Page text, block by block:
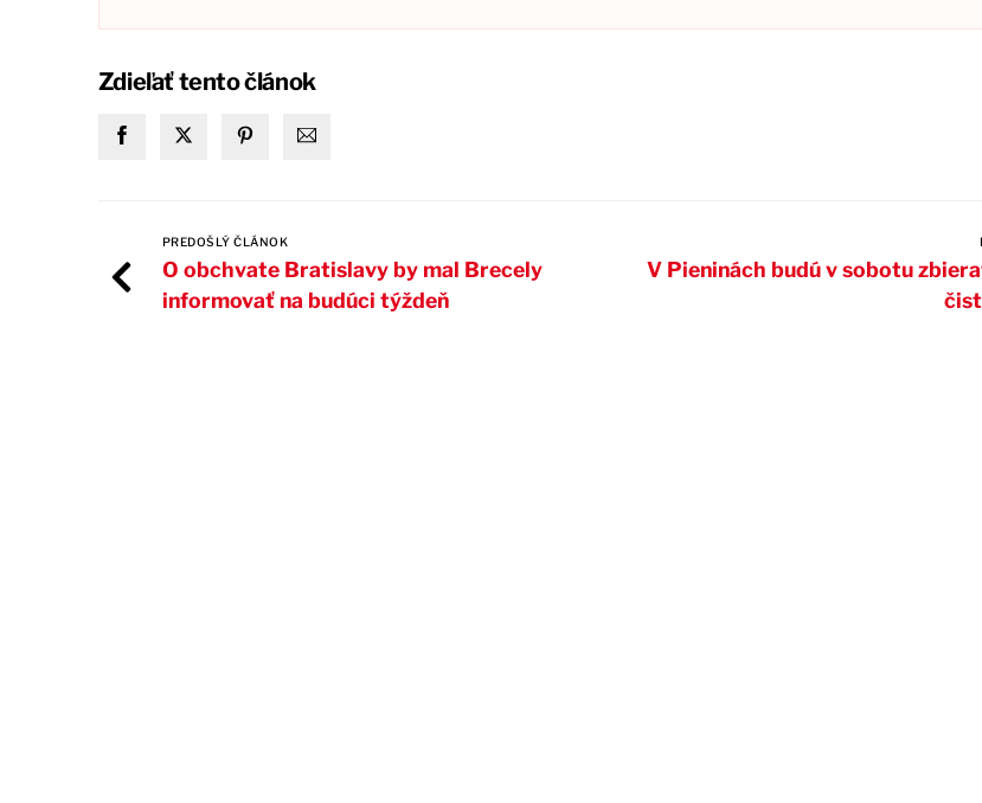
Zdieľať tento článok
PREDOŠLÝ ČLÁNOK
O obchvate Bratislavy by mal Brecely
informovať na budúci týždeň
V Pieninách budú v sobotu